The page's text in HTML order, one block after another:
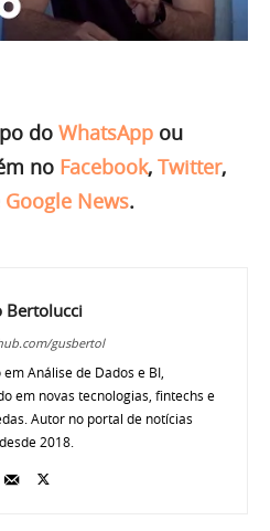
do WhatsApp ou
no Facebook, Twitter,
Google News.
Bertolucci
gusbertol
Análise de Dados e BI,
em novas tecnologias, fintechs e
Autor no portal de notícias
2018.